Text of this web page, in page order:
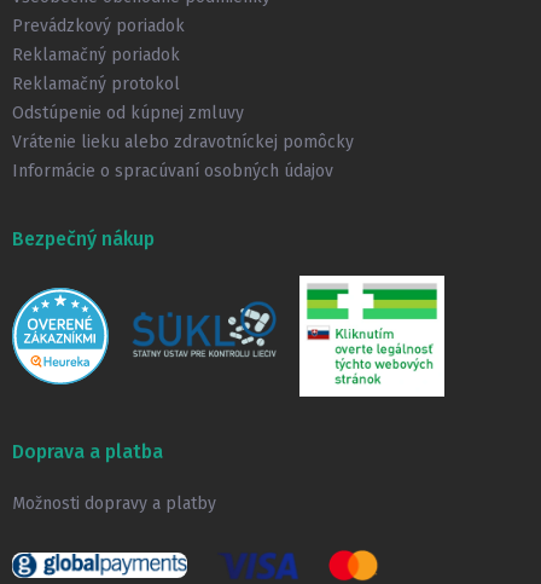
Prevádzkový poriadok
Reklamačný poriadok
Reklamačný protokol
Odstúpenie od kúpnej zmluvy
Vrátenie lieku alebo zdravotníckej pomôcky
Informácie o spracúvaní osobných údajov
Bezpečný nákup
Doprava a platba
Možnosti dopravy a platby